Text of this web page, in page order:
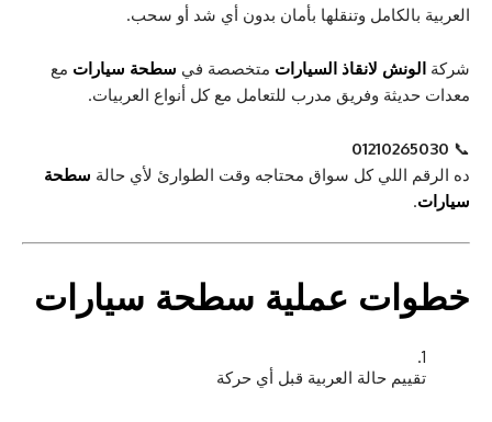
العربية بالكامل وتنقلها بأمان بدون أي شد أو سحب.
شركة الونش لانقاذ السيارات متخصصة في سطحة سيارات مع
معدات حديثة وفريق مدرب للتعامل مع كل أنواع العربيات.
📞
01210265030
ده الرقم اللي كل سواق محتاجه وقت الطوارئ لأي حالة سطحة
سيارات.
خطوات عملية سطحة سيارات
تقييم حالة العربية قبل أي حركة